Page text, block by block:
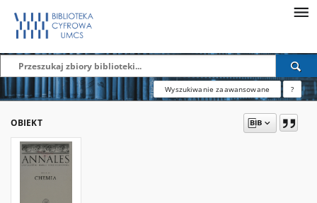
Wyszukiwanie zaawansowane ?
OBIEKT